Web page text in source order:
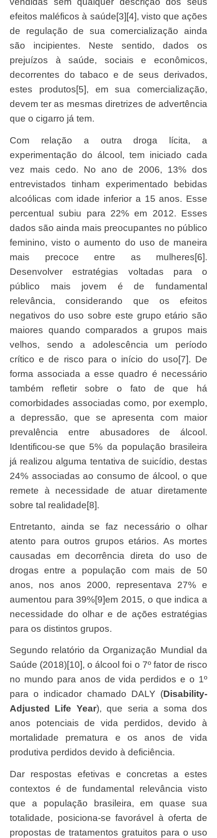
efeitos maléficos à saúde[3][4], visto que ações
de regulação de sua comercialização ainda
são incipientes. Neste sentido, dados os
prejuízos à saúde, sociais e econômicos,
decorrentes do tabaco e de seus derivados,
estes produtos[5], em sua comercialização,
devem ter as mesmas diretrizes de advertência
que o cigarro já tem.
Com relação a outra droga lícita, a
experimentação do álcool, tem iniciado cada
vez mais cedo. No ano de 2006, 13% dos
entrevistados tinham experimentado bebidas
alcoólicas com idade inferior a 15 anos. Esse
percentual subiu para 22% em 2012. Esses
dados são ainda mais preocupantes no público
feminino, visto o aumento do uso de maneira
mais precoce entre as mulheres[6].
Desenvolver estratégias voltadas para o
público mais jovem é de fundamental
relevância, considerando que os efeitos
negativos do uso sobre este grupo etário são
maiores quando comparados a grupos mais
velhos, sendo a adolescência um período
crítico e de risco para o início do uso[7]. De
forma associada a esse quadro é necessário
também refletir sobre o fato de que há
comorbidades associadas como, por exemplo,
a depressão, que se apresenta com maior
prevalência entre abusadores de álcool.
Identificou-se que 5% da população brasileira
já realizou alguma tentativa de suicídio, destas
24% associadas ao consumo de álcool, o que
remete à necessidade de atuar diretamente
sobre tal realidade[8].
Entretanto, ainda se faz necessário o olhar
atento para outros grupos etários. As mortes
causadas em decorrência direta do uso de
drogas entre a população com mais de 50
anos, nos anos 2000, representava 27% e
aumentou para 39%[9]em 2015, o que indica a
necessidade do olhar e de ações estratégias
para os distintos grupos.
Segundo relatório da Organização Mundial da
Saúde (2018)[10], o álcool foi o 7º fator de risco
no mundo para anos de vida perdidos e o 1º
para o indicador chamado DALY (Disability-
Adjusted Life Year), que seria a soma dos
anos potenciais de vida perdidos, devido à
mortalidade prematura e os anos de vida
produtiva perdidos devido à deficiência.
Dar respostas efetivas e concretas a estes
contextos é de fundamental relevância visto
que a população brasileira, em quase sua
totalidade, posiciona-se favorável à oferta de
propostas de tratamentos gratuitos para o uso